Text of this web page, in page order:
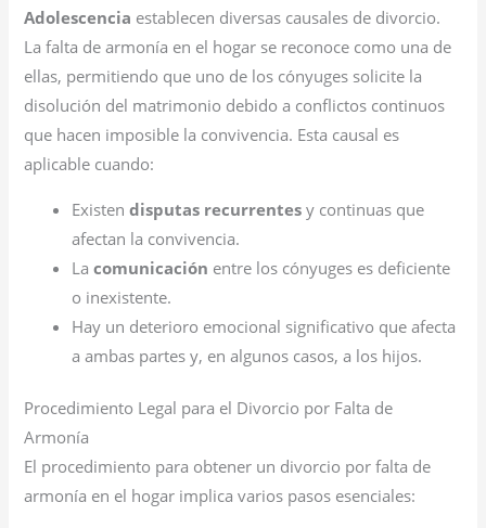
Adolescencia establecen diversas causales de divorcio.
La falta de armonía en el hogar se reconoce como una de
ellas, permitiendo que uno de los cónyuges solicite la
disolución del matrimonio debido a conflictos continuos
que hacen imposible la convivencia. Esta causal es
aplicable cuando:
Existendisputas recurrentes y continuas que
afectan la convivencia.
Lacomunicación entre los cónyuges es deficiente
o inexistente.
Hay un deterioro emocional significativo que afecta
a ambas partes y, en algunos casos, a los hijos.
Procedimiento Legal para el Divorcio por Falta de
Armonía
El procedimiento para obtener un divorcio por falta de
armonía en el hogar implica varios pasos esenciales: